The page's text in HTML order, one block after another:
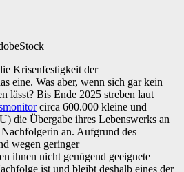
Krisenfestigkeit der
eine. Was aber, wenn sich gar kein
lässt? Bis Ende 2025 streben laut
circa 600.000 kleine und
die Übergabe ihres Lebenswerks an
an. Aufgrund des
wegen geringer
ihnen nicht genügend geeignete
ist und bleibt deshalb eines der